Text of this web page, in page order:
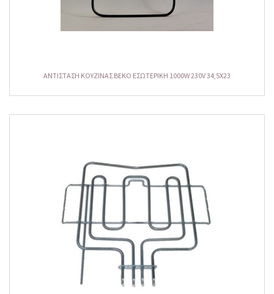
ΑΝΤΙΣΤΑΣΗ ΚΟΥΖΙΝΑΣ ΒΕΚΟ ΕΣΩΤΕΡΙΚΗ 1000W 230V 34,5X23